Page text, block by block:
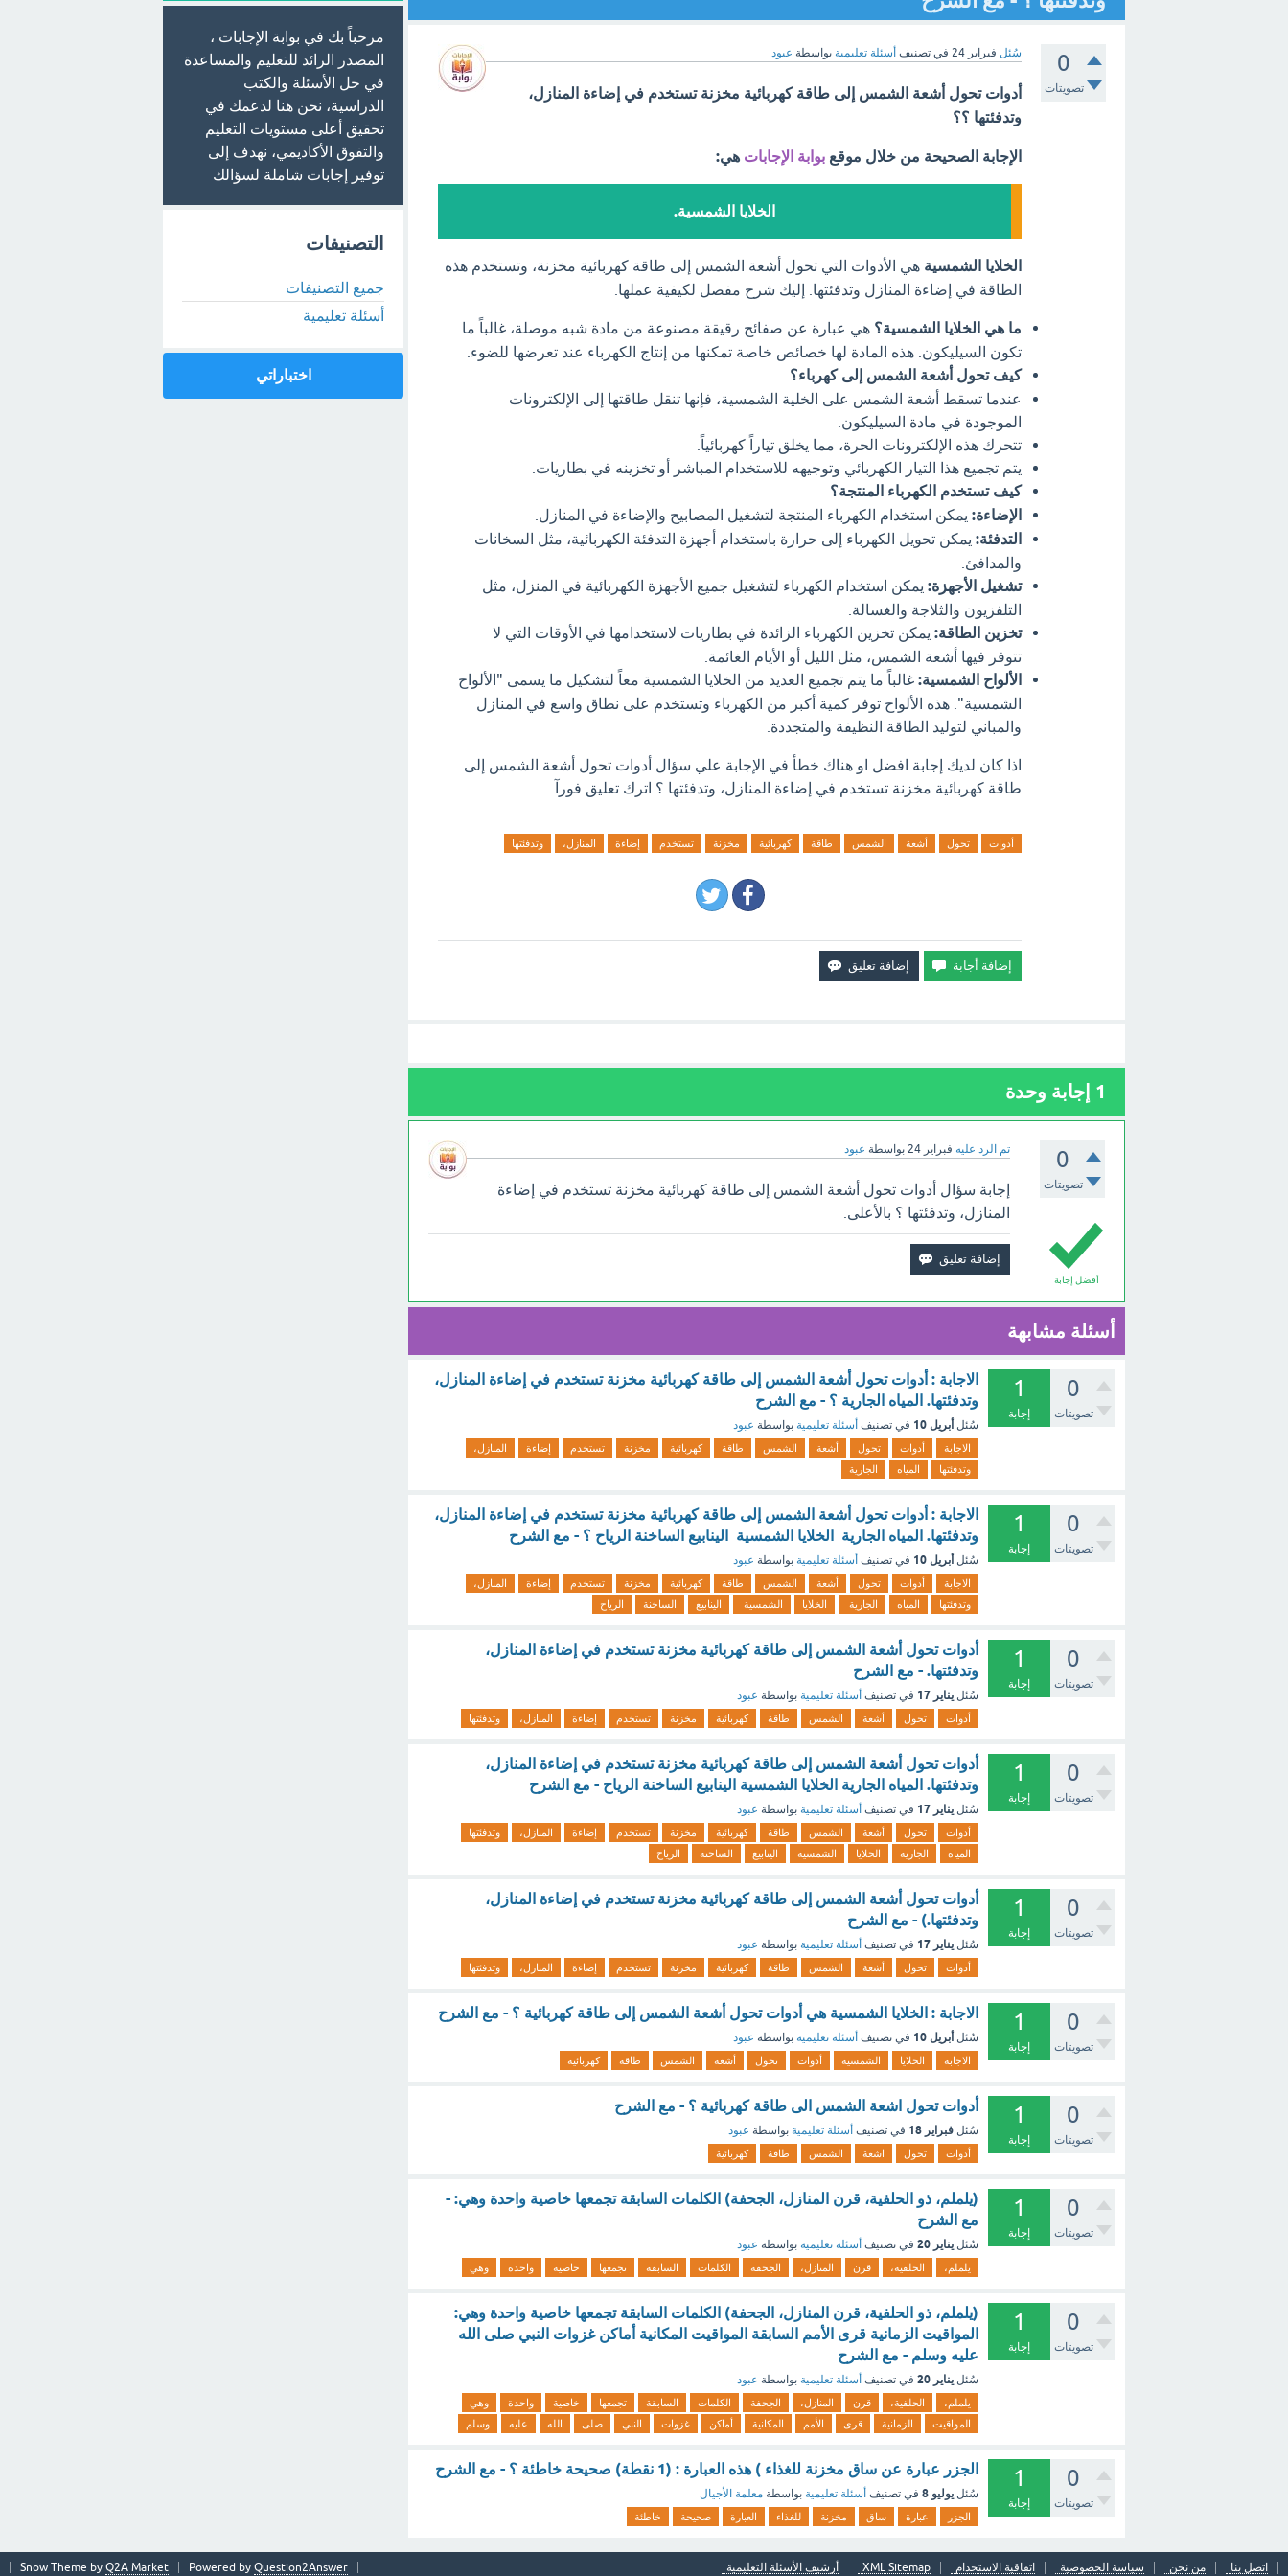
0
تصويتات
سُئل فبراير 24 في تصنيف أسئلة تعليمية بواسطة عبود
أدوات تحول أشعة الشمس إلى طاقة كهربائية مخزنة تستخدم في إضاءة المنازل،
وتدفئتها ؟؟
الإجابة الصحيحة من خلال موقع بوابة الإجابات هي:
الخلايا الشمسية.
الخلايا الشمسية هي الأدوات التي تحول أشعة الشمس إلى طاقة كهربائية مخزنة، وتستخدم هذه
الطاقة في إضاءة المنازل وتدفئتها. إليك شرح مفصل لكيفية عملها:
ما هي الخلايا الشمسية؟ هي عبارة عن صفائح رقيقة مصنوعة من مادة شبه موصلة، غالباً ما
تكون السيليكون. هذه المادة لها خصائص خاصة تمكنها من إنتاج الكهرباء عند تعرضها للضوء.
كيف تحول أشعة الشمس إلى كهرباء؟
عندما تسقط أشعة الشمس على الخلية الشمسية، فإنها تنقل طاقتها إلى الإلكترونات
الموجودة في مادة السيليكون.
تتحرك هذه الإلكترونات الحرة، مما يخلق تياراً كهربائياً.
يتم تجميع هذا التيار الكهربائي وتوجيهه للاستخدام المباشر أو تخزينه في بطاريات.
كيف تستخدم الكهرباء المنتجة؟
الإضاءة: يمكن استخدام الكهرباء المنتجة لتشغيل المصابيح والإضاءة في المنازل.
التدفئة: يمكن تحويل الكهرباء إلى حرارة باستخدام أجهزة التدفئة الكهربائية، مثل السخانات
والمدافئ.
تشغيل الأجهزة: يمكن استخدام الكهرباء لتشغيل جميع الأجهزة الكهربائية في المنزل، مثل
التلفزيون والثلاجة والغسالة.
تخزين الطاقة: يمكن تخزين الكهرباء الزائدة في بطاريات لاستخدامها في الأوقات التي لا
تتوفر فيها أشعة الشمس، مثل الليل أو الأيام الغائمة.
الألواح الشمسية: غالباً ما يتم تجميع العديد من الخلايا الشمسية معاً لتشكيل ما يسمى "الألواح
الشمسية". هذه الألواح توفر كمية أكبر من الكهرباء وتستخدم على نطاق واسع في المنازل
والمباني لتوليد الطاقة النظيفة والمتجددة.
اذا كان لديك إجابة افضل او هناك خطأ في الإجابة علي سؤال أدوات تحول أشعة الشمس إلى
طاقة كهربائية مخزنة تستخدم في إضاءة المنازل، وتدفئتها ؟ اترك تعليق فورآ.
أدوات تحول أشعة الشمس طاقة كهربائية مخزنة تستخدم إضاءة المنازل، وتدفئتها
1 إجابة وحدة
0
تصويتات
تم الرد عليه فبراير 24 بواسطة عبود
أفضل إجابة
إجابة سؤال أدوات تحول أشعة الشمس إلى طاقة كهربائية مخزنة تستخدم في إضاءة
المنازل، وتدفئتها ؟ بالأعلى.
أسئلة مشابهة
0
تصويتات
1
إجابة
الاجابة : أدوات تحول أشعة الشمس إلى طاقة كهربائية مخزنة تستخدم في إضاءة المنازل،
وتدفئتها. المياه الجارية ؟ - مع الشرح
سُئل أبريل 10 في تصنيف أسئلة تعليمية بواسطة عبود
الاجابة أدوات تحول أشعة الشمس طاقة كهربائية مخزنة تستخدم إضاءة
المنازل،
وتدفئتها
المياه الجارية
0
تصويتات
1
إجابة
الاجابة : أدوات تحول أشعة الشمس إلى طاقة كهربائية مخزنة تستخدم في إضاءة المنازل،
وتدفئتها. المياه الجارية الخلايا الشمسية الينابيع الساخنة الرياح ؟ - مع الشرح
سُئل أبريل 10 في تصنيف أسئلة تعليمية بواسطة عبود
الاجابة أدوات تحول أشعة الشمس طاقة كهربائية مخزنة تستخدم إضاءة
المنازل،
وتدفئتها
المياه الجارية الخلايا الشمسية الينابيع الساخنة الرياح
0
تصويتات
1
إجابة
أدوات تحول أشعة الشمس إلى طاقة كهربائية مخزنة تستخدم في إضاءة المنازل،
وتدفئتها. - مع الشرح
سُئل يناير 17 في تصنيف أسئلة تعليمية بواسطة عبود
أدوات تحول أشعة الشمس طاقة كهربائية مخزنة تستخدم إضاءة المنازل، وتدفئتها
0
تصويتات
1
إجابة
أدوات تحول أشعة الشمس إلى طاقة كهربائية مخزنة تستخدم في إضاءة المنازل،
وتدفئتها. المياه الجارية الخلايا الشمسية الينابيع الساخنة الرياح - مع الشرح
سُئل يناير 17 في تصنيف أسئلة تعليمية بواسطة عبود
أدوات تحول أشعة الشمس طاقة كهربائية مخزنة تستخدم إضاءة المنازل،
وتدفئتها
المياه
الجارية الخلايا الشمسية الينابيع الساخنة الرياح
0
تصويتات
1
إجابة
أدوات تحول أشعة الشمس إلى طاقة كهربائية مخزنة تستخدم في إضاءة المنازل،
وتدفئتها.) - مع الشرح
سُئل يناير 17 في تصنيف أسئلة تعليمية بواسطة عبود
أدوات تحول أشعة الشمس طاقة كهربائية مخزنة تستخدم إضاءة المنازل، وتدفئتها
0
تصويتات
1
إجابة
الاجابة : الخلايا الشمسية هي أدوات تحول أشعة الشمس إلى طاقة كهربائية ؟ - مع الشرح
سُئل أبريل 10 في تصنيف أسئلة تعليمية بواسطة عبود
الاجابة الخلايا الشمسية أدوات تحول أشعة الشمس طاقة كهربائية
0
تصويتات
1
إجابة
أدوات تحول اشعة الشمس الى طاقة كهربائية ؟ - مع الشرح
سُئل فبراير 18 في تصنيف أسئلة تعليمية بواسطة عبود
أدوات تحول اشعة الشمس طاقة كهربائية
0
تصويتات
1
إجابة
(يلملم، ذو الحلفية، قرن المنازل، الجحفة) الكلمات السابقة تجمعها خاصية واحدة وهي: -
مع الشرح
سُئل يناير 20 في تصنيف أسئلة تعليمية بواسطة عبود
يلملم، الحلفية، قرن المنازل، الجحفة الكلمات السابقة تجمعها خاصية واحدة وهي
0
تصويتات
1
إجابة
(يلملم، ذو الحلفية، قرن المنازل، الجحفة) الكلمات السابقة تجمعها خاصية واحدة وهي:
المواقيت الزمانية قرى الأمم السابقة المواقيت المكانية أماكن غزوات النبي صلى الله
عليه وسلم - مع الشرح
سُئل يناير 20 في تصنيف أسئلة تعليمية بواسطة عبود
يلملم، الحلفية، قرن المنازل، الجحفة الكلمات السابقة تجمعها خاصية واحدة
وهي
المواقيت
الزمانية قرى الأمم المكانية أماكن غزوات النبي صلى الله عليه وسلم
0
تصويتات
1
إجابة
الجزر عبارة عن ساق مخزنة للغذاء ) هذه العبارة : (1 نقطة) صحيحة خاطئة ؟ - مع الشرح
سُئل يوليو 8 في تصنيف أسئلة تعليمية بواسطة معلمة الأجيال
الجزر عبارة ساق مخزنة للغذاء العبارة صحيحة خاطئة
مرحباً بك في بوابة الإجابات ،
المصدر الرائد للتعليم والمساعدة
في حل الأسئلة والكتب
الدراسية، نحن هنا لدعمك في
تحقيق أعلى مستويات التعليم
والتفوق الأكاديمي، نهدف إلى
توفير إجابات شاملة لسؤالك
التصنيفات
جميع التصنيفات
أسئلة تعليمية
اختباراتي
اتصل بنا من نحن سياسة الخصوصية اتفاقية الاستخدام XML Sitemap أرشيف الأسئلة التعليمية Snow Theme by Q2A Market Powered by Question2Answer